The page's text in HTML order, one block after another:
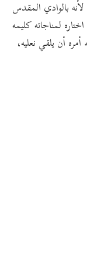
لأنه بالوادي المقدس
لمناجاته كليمه
أمره أن يلقي نعليه،